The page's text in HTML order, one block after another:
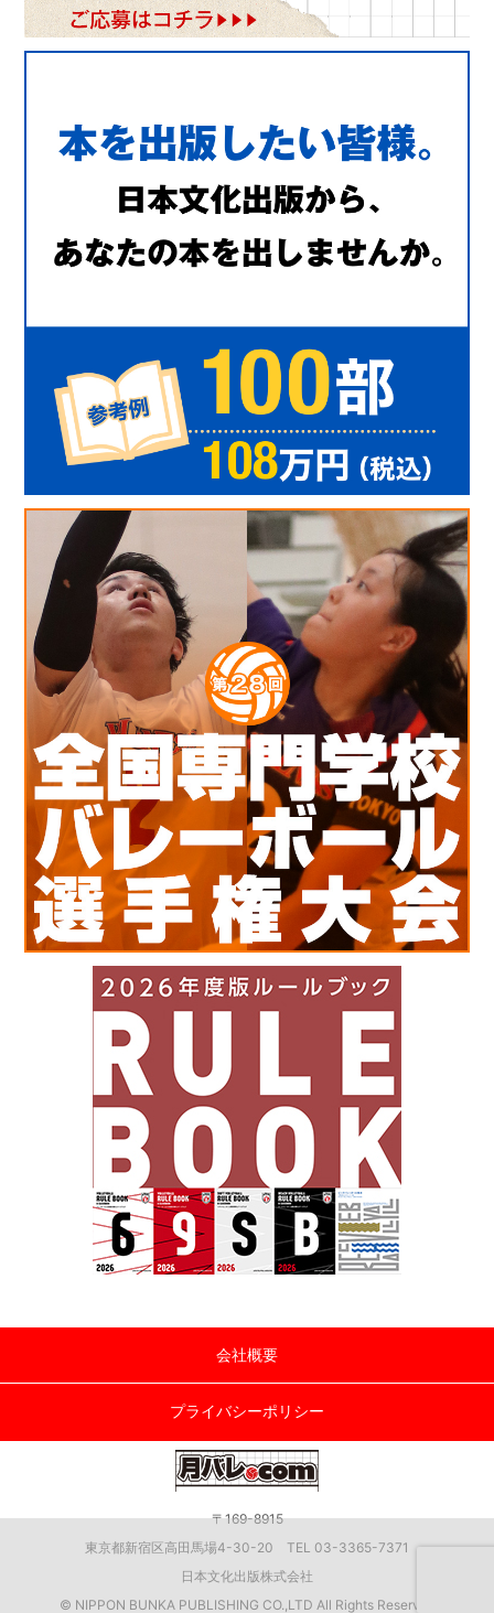
会社概要
プライバシーポリシー
〒169-8915
東京都新宿区高田馬場4-30-20 TEL 03-3365-7371
日本文化出版株式会社
© NIPPON BUNKA PUBLISHING CO.,LTD All Rights Reserved